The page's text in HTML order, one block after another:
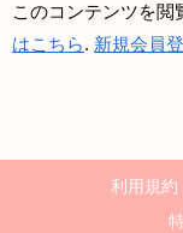
このコンテンツを閲
はこちら. 新規会員
利用規約